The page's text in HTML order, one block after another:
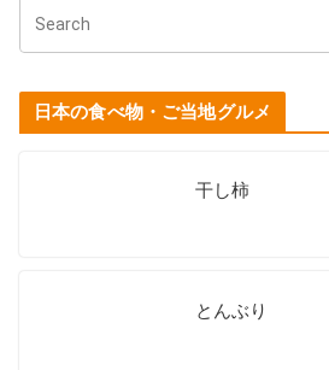
日本の食べ物・ご当地グルメ
干し柿
とんぶり